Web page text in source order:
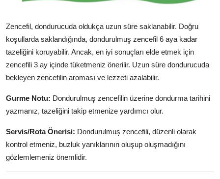
Zencefil, dondurucuda oldukça uzun süre saklanabilir. Doğru
koşullarda saklandığında, dondurulmuş zencefil 6 aya kadar
tazeliğini koruyabilir. Ancak, en iyi sonuçları elde etmek için
zencefili 3 ay içinde tüketmeniz önerilir. Uzun süre dondurucuda
bekleyen zencefilin aroması ve lezzeti azalabilir.
Gurme Notu: Dondurulmuş zencefilin üzerine dondurma tarihini
yazmanız, tazeliğini takip etmenize yardımcı olur.
Servis/Rota Önerisi: Dondurulmuş zencefili, düzenli olarak
kontrol etmeniz, buzluk yanıklarının oluşup oluşmadığını
gözlemlemeniz önemlidir.